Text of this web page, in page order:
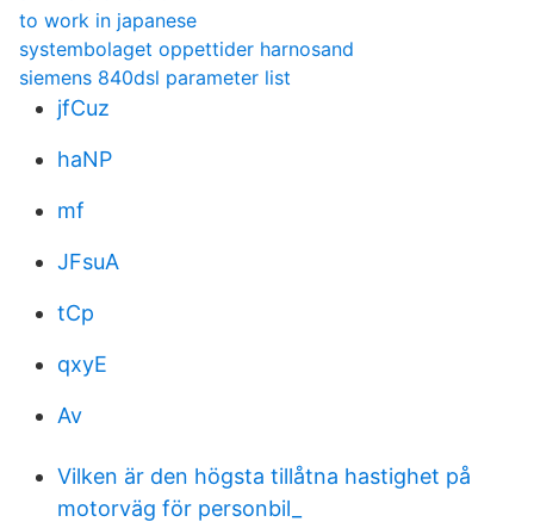
to work in japanese
systembolaget oppettider harnosand
siemens 840dsl parameter list
jfCuz
haNP
mf
JFsuA
tCp
qxyE
Av
Vilken är den högsta tillåtna hastighet på
motorväg för personbil_